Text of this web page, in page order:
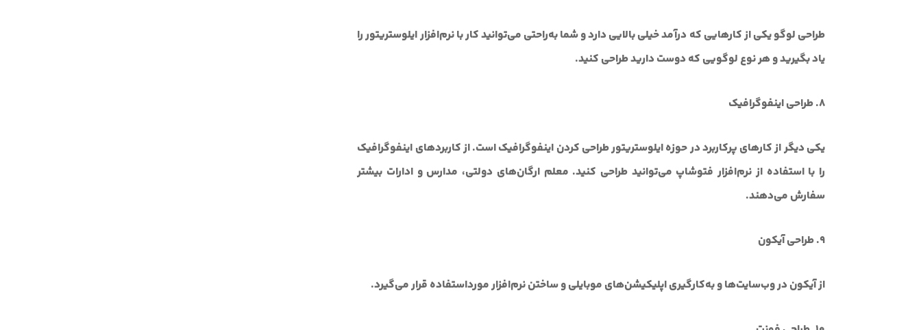
طراحی لوگو یکی از کارهایی که درآمد خیلی بالایی دارد و شما به‌راحتی می‌توانید کار با نرم‌افزار ایلوستریتور را
یاد بگیرید و هر نوع لوگویی که دوست دارید طراحی کنید.
8. طراحی اینفوگرافیک
یکی دیگر از کارهای پرکاربرد در حوزه ایلوستریتور طراحی کردن اینفوگرافیک است. از کاربردهای اینفوگرافیک
را با استفاده از نرم‌افزار فتوشاپ می‌توانید طراحی کنید. معلم ارگان‌های دولتی، مدارس و ادارات بیشتر
سفارش می‌دهند.
9. طراحی آیکون
از آیکون در وب‌سایت‌ها و به‌کارگیری اپلیکیشن‌های موبایلی و ساختن نرم‌افزار مورداستفاده قرار می‌گیرد.